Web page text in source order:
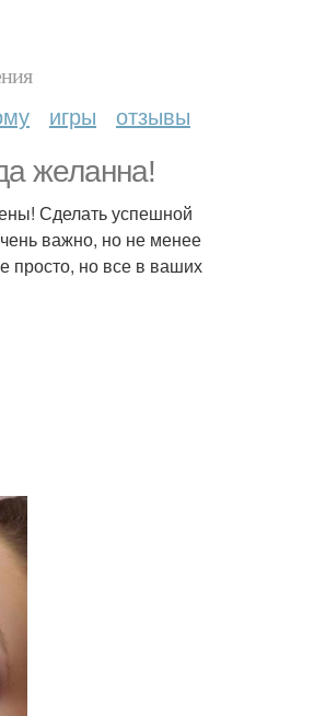
игры отзывы
желанна!
Сделать успешной
важно, но не менее
просто, но все в ваших